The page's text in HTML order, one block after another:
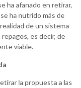
ha afanado en retirar,
ha nutrido más de
de un sistema
es decir, de
viable.
la propuesta a las